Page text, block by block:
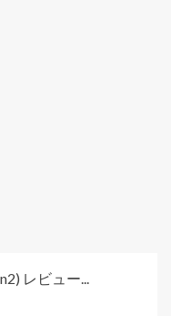
レビュー...